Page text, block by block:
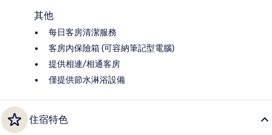
其他
每日客房清潔服務
客房內保險箱 (可容納筆記型電腦)
提供相連/相通客房
僅提供節水淋浴設備
住宿特色